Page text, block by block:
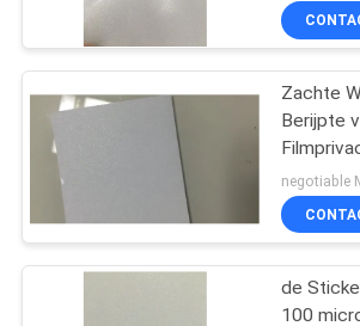
NEEM
CONTACT
MET
ONS
VRAAG
Magnetische
Bladbroodjes
Zachte
Berijpte
negotiable
de
100